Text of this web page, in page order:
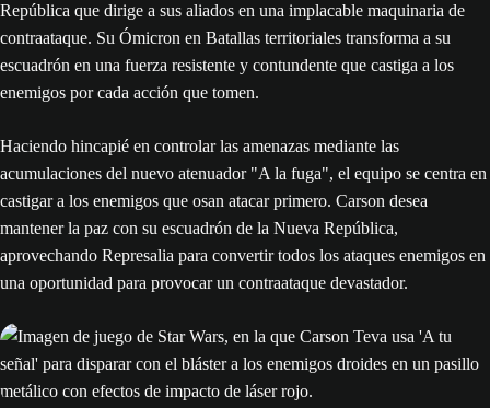
República que dirige a sus aliados en una implacable maquinaria de
contraataque. Su Ómicron en Batallas territoriales transforma a su
escuadrón en una fuerza resistente y contundente que castiga a los
enemigos por cada acción que tomen.
Haciendo hincapié en controlar las amenazas mediante las
acumulaciones del nuevo atenuador "A la fuga", el equipo se centra en
castigar a los enemigos que osan atacar primero. Carson desea
mantener la paz con su escuadrón de la Nueva República,
aprovechando Represalia para convertir todos los ataques enemigos en
una oportunidad para provocar un contraataque devastador.